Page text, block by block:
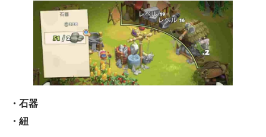
・石器
・紐